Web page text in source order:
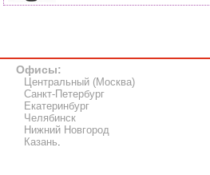
Офисы:
Центральный (Москва)
Санкт-Петербург
Екатеринбург
Челябинск
Нижний Новгород
Казань.